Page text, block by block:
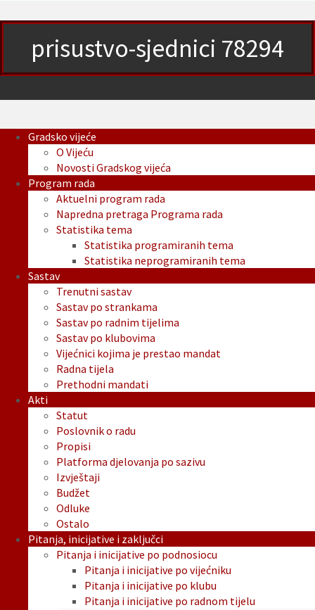
prisustvo-sjednici 78294
Gradsko vijeće
O Vijeću
Novosti Gradskog vijeća
Program rada
Aktuelni program rada
Napredna pretraga Programa rada
Statistika tema
Statistika programiranih tema
Statistika neprogramiranih tema
Sastav
Trenutni sastav
Sastav po strankama
Sastav po radnim tijelima
Sastav po klubovima
Vijećnici kojima je prestao mandat
Radna tijela
Prethodni mandati
Akti
Statut
Poslovnik o radu
Propisi
Platforma djelovanja po sazivu
Izvještaji
Budžet
Odluke
Ostalo
Pitanja, inicijative i zaključci
Pitanja i inicijative po podnosiocu
Pitanja i inicijative po vijećniku
Pitanja i inicijative po klubu
Pitanja i inicijative po radnom tijelu